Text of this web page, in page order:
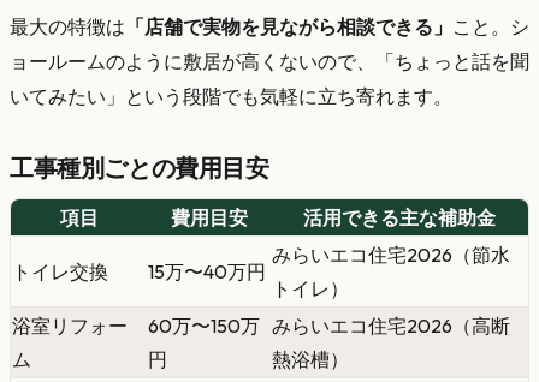
最大の特徴は 「店舗で実物を見ながら相談できる」 こと。シ
ョールームのように敷居が高くないので、「ちょっと話を聞
いてみたい」という段階でも気軽に立ち寄れます。
工事種別ごとの費用目安
項目 費用目安 活用できる主な補助金
トイレ交換 15万〜40万円
みらいエコ住宅2026（節水
トイレ）
浴室リフォー
ム
60万〜150万
円
みらいエコ住宅2026（高断
熱浴槽）